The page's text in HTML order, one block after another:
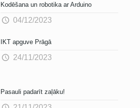
Kodēšana un robotika ar Arduino
04/12/2023
IKT apguve Prāgā
24/11/2023
Pasauli padarīt zaļāku!